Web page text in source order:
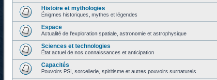
Histoire et mythologies
Énigmes historiques, mythes et légendes
Espace
Actualité de l'exploration spatiale, astronomie et astrophysique
Sciences et technologies
État actuel de nos connaissances et anticipation
Capacités
Pouvoirs PSI, sorcellerie, spiritisme et autres pouvoirs surnaturels